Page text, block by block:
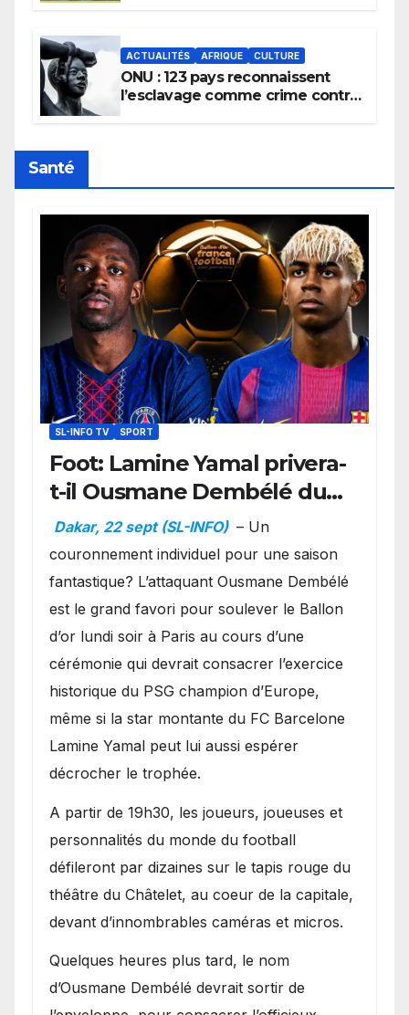
ACTUALITÉS AFRIQUE CULTURE
ONU : 123 pays reconnaissent
l’esclavage comme crime contre
Santé
SL-INFO TV SPORT
Foot: Lamine Yamal privera-
t-il Ousmane Dembélé du
Ballon d’or ?
Dakar, 22 sept (SL-INFO) – Un
couronnement individuel pour une saison
fantastique? L’attaquant Ousmane Dembélé
est le grand favori pour soulever le Ballon
d’or lundi soir à Paris au cours d’une
cérémonie qui devrait consacrer l’exercice
historique du PSG champion d’Europe,
même si la star montante du FC Barcelone
Lamine Yamal peut lui aussi espérer
décrocher le trophée.
A partir de 19h30, les joueurs, joueuses et
personnalités du monde du football
défileront par dizaines sur le tapis rouge du
théâtre du Châtelet, au coeur de la capitale,
devant d’innombrables caméras et micros.
Quelques heures plus tard, le nom
d’Ousmane Dembélé devrait sortir de